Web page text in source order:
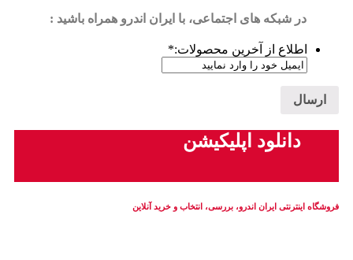
در شبکه های اجتماعی، با ایران اندرو همراه باشید :
اطلاع از آخرین محصولات:*
دانلود اپلیکیشن
فروشگاه اینترنتی ایران‌ اندرو، بررسی، انتخاب و خرید آنلاین